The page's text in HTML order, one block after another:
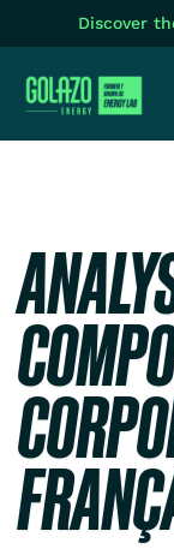
Discover